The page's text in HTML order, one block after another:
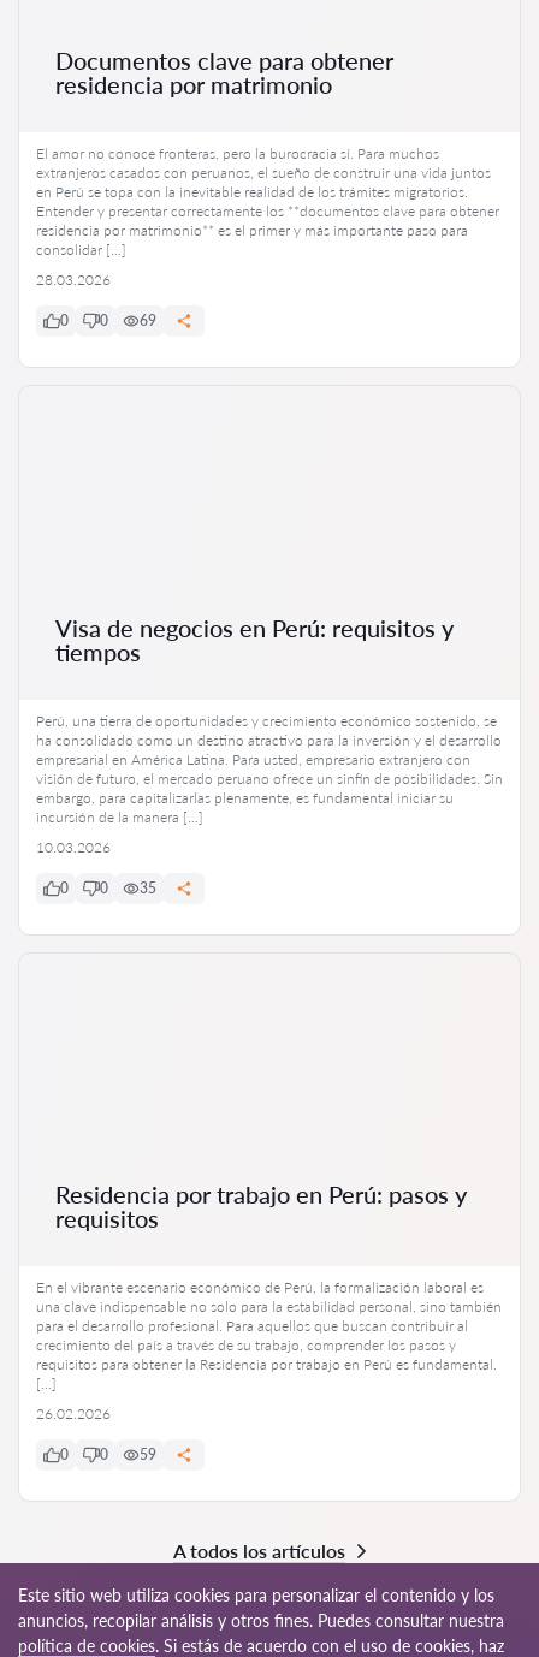
Documentos clave para obtener
residencia por matrimonio
El amor no conoce fronteras, pero la burocracia sí. Para muchos
extranjeros casados con peruanos, el sueño de construir una vida juntos
en Perú se topa con la inevitable realidad de los trámites migratorios.
Entender y presentar correctamente los **documentos clave para obtener
residencia por matrimonio** es el primer y más importante paso para
consolidar […]
28.03.2026
0 0 69
Visa de negocios en Perú: requisitos y
tiempos
Perú, una tierra de oportunidades y crecimiento económico sostenido, se
ha consolidado como un destino atractivo para la inversión y el desarrollo
empresarial en América Latina. Para usted, empresario extranjero con
visión de futuro, el mercado peruano ofrece un sinfín de posibilidades. Sin
embargo, para capitalizarlas plenamente, es fundamental iniciar su
incursión de la manera […]
10.03.2026
0 0 35
Residencia por trabajo en Perú: pasos y
requisitos
En el vibrante escenario económico de Perú, la formalización laboral es
una clave indispensable no solo para la estabilidad personal, sino también
para el desarrollo profesional. Para aquellos que buscan contribuir al
crecimiento del país a través de su trabajo, comprender los pasos y
requisitos para obtener la Residencia por trabajo en Perú es fundamental.
[…]
26.02.2026
0 0 59
A todos los artículos
Este sitio web utiliza cookies para personalizar el contenido y los
anuncios, recopilar análisis y otros fines. Puedes consultar nuestra
política de cookies. Si estás de acuerdo con el uso de cookies, haz